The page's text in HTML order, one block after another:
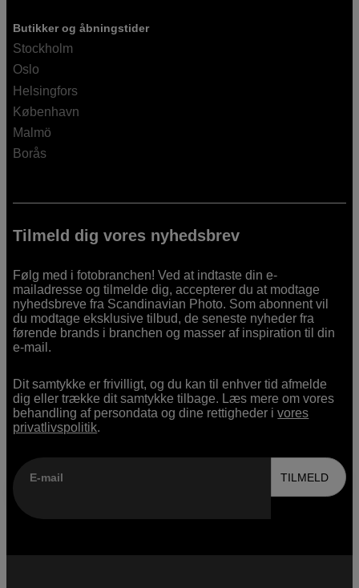
Butikker og åbningstider
Stockholm
Oslo
Helsingfors
København
Malmö
Borås
Tilmeld dig vores nyhedsbrev
Følg med i fotobranchen! Ved at indtaste din e-
mailadresse og tilmelde dig, accepterer du at modtage
nyhedsbreve fra Scandinavian Photo. Som abonnent vil
du modtage eksklusive tilbud, de seneste nyheder fra
førende brands i branchen og masser af inspiration til din
e-mail.
Dit samtykke er frivilligt, og du kan til enhver tid afmelde
dig eller trække dit samtykke tilbage. Læs mere om vores
behandling af persondata og dine rettigheder ivores
privatlivspolitik.
E-mail TILMELD